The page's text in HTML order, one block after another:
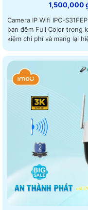
1,500,000
Camera IP Wifi IPC-
ban đêm Full Color trong